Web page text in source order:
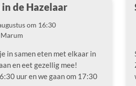
de Hazelaar
om 16:30
Marum
in samen eten met elkaar in
en eet gezellig mee!
uur en we gaan om 17:30